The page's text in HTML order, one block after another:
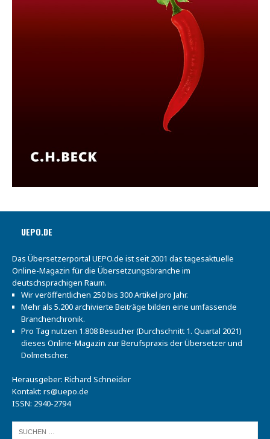
UEPO.DE
Das Übersetzerportal UEPO.de ist seit 2001 das tagesaktuelle
Online-Magazin für die Übersetzungsbranche im
deutschsprachigen Raum.
Wir veröffentlichen 250 bis 300 Artikel pro Jahr.
Mehr als 5.200 archivierte Beiträge bilden eine umfassende
Branchenchronik.
Pro Tag nutzen 1.808 Besucher (Durchschnitt 1. Quartal 2021)
dieses Online-Magazin zur Berufspraxis der Übersetzer und
Dolmetscher.
Herausgeber: Richard Schneider
Kontakt: rs@uepo.de
ISSN: 2940-2794